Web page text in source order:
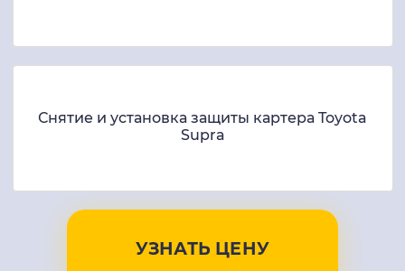
Снятие и установка защиты картера Toyota
Supra
УЗНАТЬ ЦЕНУ